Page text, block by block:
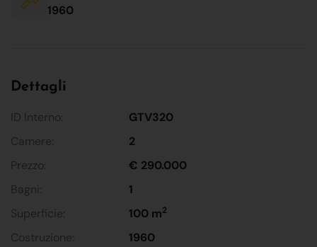
1960
Dettagli
ID Interno:
GTV320
Camere:
2
Prezzo:
€ 290.000
Bagni:
1
Superficie:
100 m2
Costruzione: 1960